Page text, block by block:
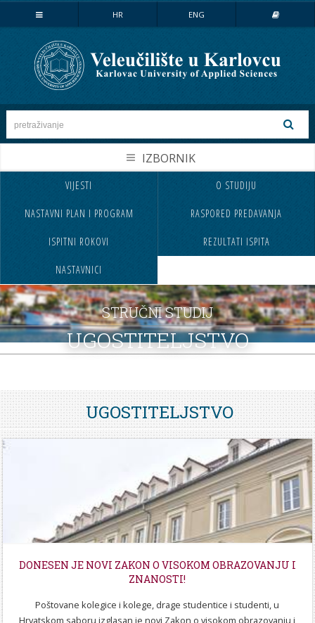
Stručni studij
LOVSTVO I ZAŠTITA PRIRODE
MEHATRONIKA
PREHRAMBENA TEHNOLOGIJA
SIGURNOST I ZAŠTITA
UGOSTITELJSTVO
Specijalistički studij
POSLOVNO UPRAVLJANJE
SIGURNOST I ZAŠTITA
STROJARSTVO
HR ENG
NASLOVNA UPISI
VELEUČILIŠTE STUDIJ
STUDENTI MEĐ.SURADNJA
CJELOŽIVOTNO UČENJE
NABAVA KONTAKT
SKUP ZRZZ
VIJESTI O STUDIJU
NASTAVNI PLAN I PROGRAM RASPORED PREDAVANJA
ISPITNI ROKOVI REZULTATI ISPITA
NASTAVNICI
STRUČNI STUDIJ
UGOSTITELJSTVO
UGOSTITELJSTVO
DONESEN JE NOVI ZAKON O VISOKOM OBRAZOVANJU I
ZNANOSTI!
Poštovane kolegice i kolege, drage studentice i studenti, u
Hrvatskom saboru izglasan je novi Zakon o visokom obrazovanju i